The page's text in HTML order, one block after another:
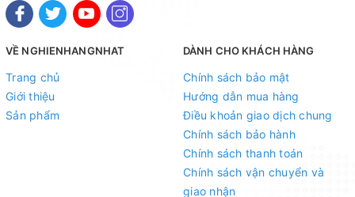
VỀ NGHIENHANGNHAT
Trang chủ
Giới thiệu
Sản phẩm
DÀNH CHO KHÁCH HÀNG
Chính sách bảo mật
Hướng dẫn mua hàng
Điều khoản giao dịch chung
Chính sách bảo hành
Chính sách thanh toán
Chính sách vận chuyển và
giao nhận